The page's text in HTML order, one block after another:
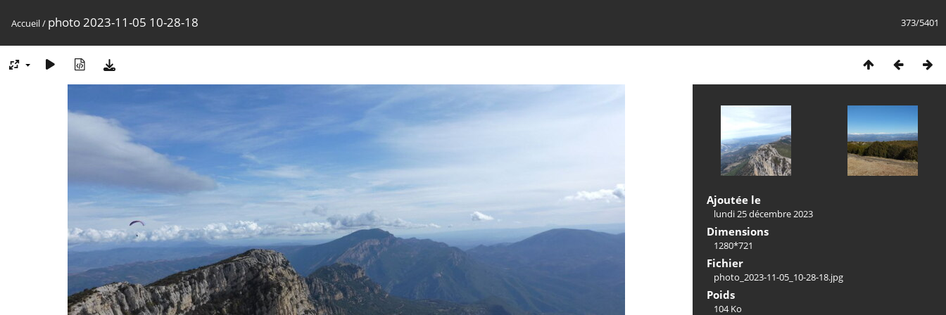
373/5401
Accueil/ photo 2023-11-05 10-28-18
Ajoutée le
lundi 25 décembre 2023
Dimensions
1280*721
Fichier
photo_2023-11-05_10-28-18.jpg
Poids
104 Ko